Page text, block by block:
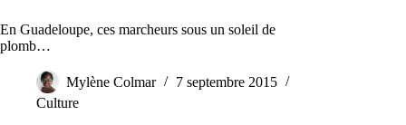
En Guadeloupe, ces marcheurs sous un soleil de
plomb…
Mylène Colmar
7 septembre 2015
Culture